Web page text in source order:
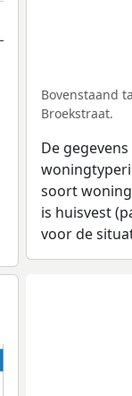
Bovenstaand
Broekstraat.
De
soort
is huisvest
voor de